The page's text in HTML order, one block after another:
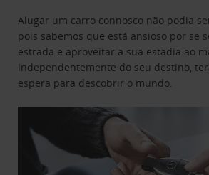
Alugar um carro connosco não podia
pois sabemos que está ansioso por se
estrada e aproveitar a sua estadia ao
Independentemente do seu destino,
espera para descobrir o mundo.